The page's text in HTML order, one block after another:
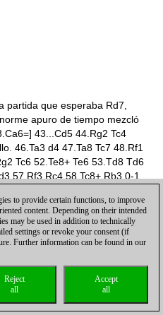
partida que esperaba Rd7,
apuro de tiempo mezcló
43...Cd5 44.Rg2 Tc4
46.Ta3 d4 47.Ta8 Tc7 48.Rf1
Tc6 52.Te8+ Te6 53.Td8 Td6
57.Rf3 Rc4 58.Tc8+ Rb3 0-1.
to provide certain functions, to improve
content. Depending on their intended
may be used in addition to technically
settings or revoke your consent (if
Further information can be found in our
Accept
all
Reject
all